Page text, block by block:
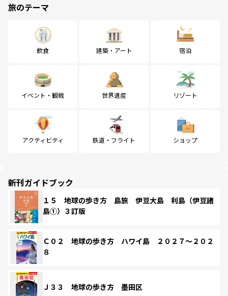
旅のテーマ
飲食 建築・アート 宿泊
イベント・観戦 世界遺産 リゾート
アクティビティ 鉄道・フライト ショップ
新刊ガイドブック
１５ 地球の歩き方 島旅 伊豆大島 利島（伊豆諸
島①）３訂版
Ｃ０２ 地球の歩き方 ハワイ島 ２０２７～２０２
８
Ｊ３３ 地球の歩き方 墨田区